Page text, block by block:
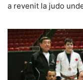
a revenit la judo